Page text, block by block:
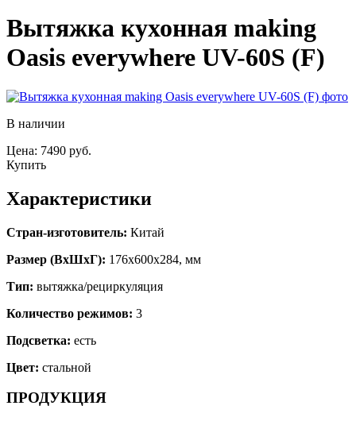
Вытяжка кухонная making
Оasis everywhere UV-60S (F)
В наличии
Цена: 7490 руб.
Купить
Характеристики
Стран-изготовитель: Китай
Размер (ВхШхГ): 176х600х284, мм
Тип: вытяжка/рециркуляция
Количество режимов: 3
Подсветка: есть
Цвет: стальной
ПРОДУКЦИЯ